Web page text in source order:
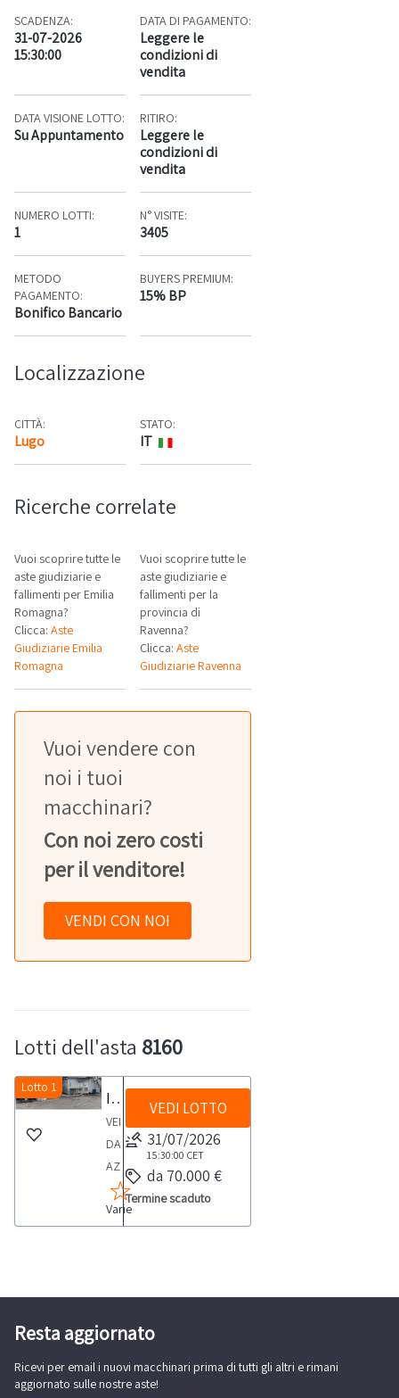
SCADENZA:
31-07-2026
15:30:00
DATA DI PAGAMENTO:
Leggere le
condizioni di
vendita
DATA VISIONE LOTTO:
Su Appuntamento
RITIRO:
Leggere le
condizioni di
vendita
NUMERO LOTTI:
1
N° VISITE:
3405
METODO
PAGAMENTO:
Bonifico Bancario
BUYERS PREMIUM:
15% BP
Localizzazione
CITTÀ:
Lugo Mappa
STATO:
IT
Ricerche correlate
Vuoi scoprire tutte le
aste giudiziarie e
fallimenti per Emilia
Romagna?
Clicca: Aste
Giudiziarie Emilia
Romagna
Vuoi scoprire tutte le
aste giudiziarie e
fallimenti per la
provincia di
Ravenna?
Clicca:Aste
Giudiziarie Ravenna
Vuoi vendere con
noi i tuoi
macchinari?
Con noi zero costi
per il venditore!
VENDI CON NOI
Lotti dell'asta 8160
Lotto 1
Impianto di cogenerazione Espe
VENDITA
DA
AZIENDA
ATTIVAImpianto
completo
98
CHiP50,
anno
2014N.
Varie
VEDI LOTTO
31/07/2026
15:30:00 CET
da 70.000 €
Termine scaduto
Resta aggiornato
Ricevi per email i nuovi macchinari prima di tutti gli altri e rimani
aggiornato sulle nostre aste!